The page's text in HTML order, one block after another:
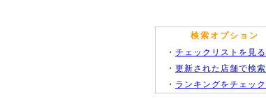
検索オプション
・ チェックリストを見る
・ 更新された店舗で検索
・ ランキングをチェック